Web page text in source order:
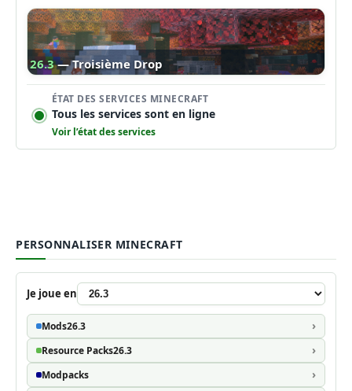
26.3 — Troisième Drop
ÉTAT DES SERVICES MINECRAFT
Tous les services sont en ligne
Voir l’état des services
PERSONNALISER MINECRAFT
Je joue en
Mods26.3
Resource Packs26.3
Modpacks